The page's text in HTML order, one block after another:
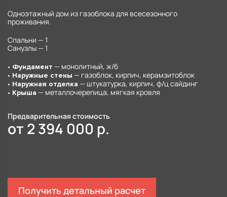
Одноэтажный дом из газоблока для всесезонного
проживания.
Спальни — 1
Санузлы — 1
• Фундамент — монолитный, ж/б
• Наружные стены — газоблок, кирпич, керамзитоблок
• Наружная отделка — штукатурка, кирпич, ф/ц сайдинг
• Крыша — металлочерепица, мягкая кровля
Предварительная стоимость
от 2 394 000 р.
Получить детальный расчет